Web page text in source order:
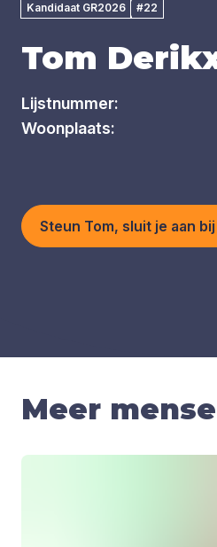
Kandidaat GR2026 #22
Tom
Lijstnummer:
Woonplaats:
Steun Tom, sluit je aan
Meer